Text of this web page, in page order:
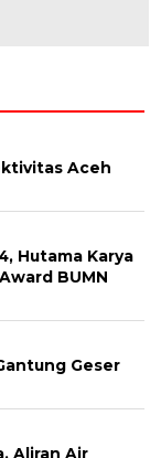
Aceh
Hutama Karya
BUMN
Geser
Aliran Air